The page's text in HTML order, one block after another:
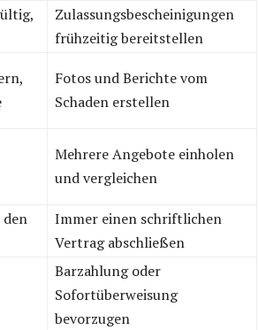
Zulassungsbescheinigungen
frühzeitig bereitstellen
Fotos und Berichte vom
Schaden erstellen
Mehrere Angebote einholen
und vergleichen
Immer einen schriftlichen
Vertrag abschließen
Barzahlung oder
Sofortüberweisung
bevorzugen